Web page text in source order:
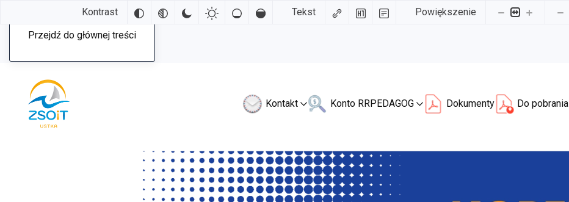
Kontrast Tekst Powiększenie
Przejdź do głównej treści
Kontakt Konto RRPEDAGOG Dokumenty Do pobrania